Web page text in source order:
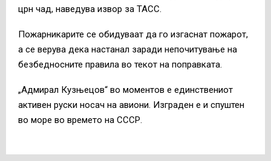
црн чад, наведува извор за ТАСС.
Пожарникарите се обидуваат да го изгаснат пожарот,
а се верува дека настанал заради непочитување на
безбедносните правила во текот на поправката.
„Адмирал Кузњецов“ во моментов е единствениот
активен руски носач на авиони. Изграден е и спуштен
во море во времето на СССР.